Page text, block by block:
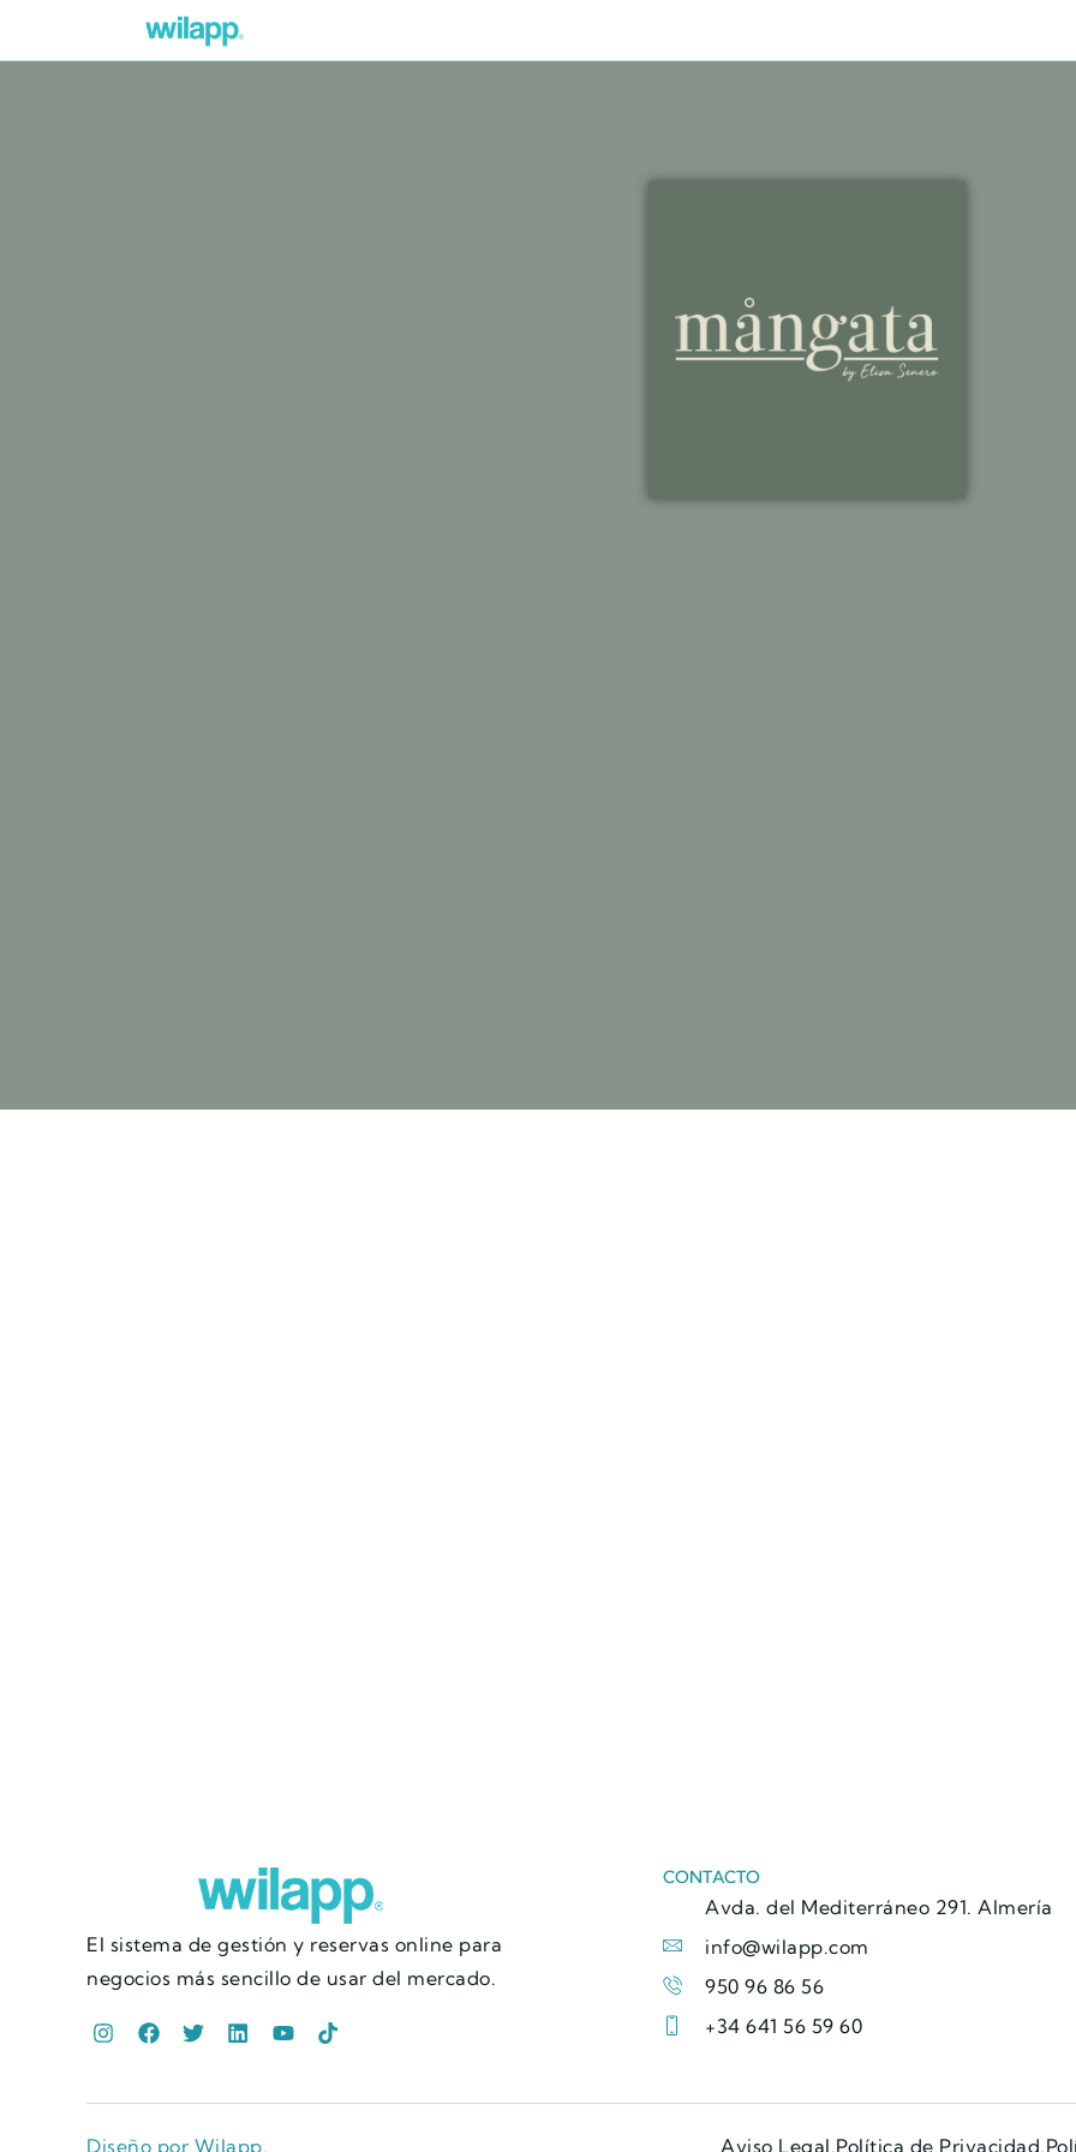
El sistema de gestión y reservas online para
negocios más sencillo de usar del mercado.
CONTACTO
Avda. del Mediterráneo 291. Almería
info@wilapp.com
950 96 86 56
+34 641 56 59 60
Diseño por Wilapp. Aviso Legal.Política de Privacidad.